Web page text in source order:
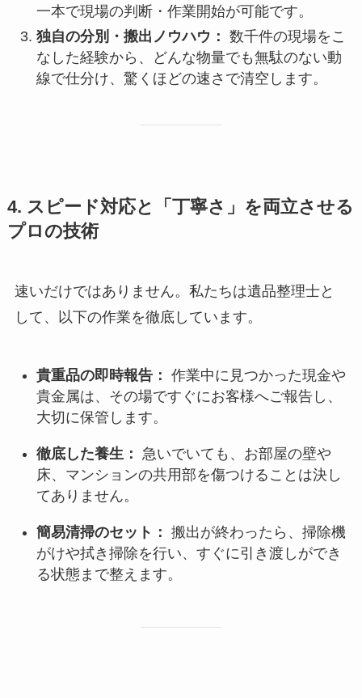
一本で現場の判断・作業開始が可能です。
独自の分別・搬出ノウハウ： 数千件の現場をこ
なした経験から、どんな物量でも無駄のない動
線で仕分け、驚くほどの速さで清空します。
4. スピード対応と「丁寧さ」を両立させる
プロの技術
速いだけではありません。私たちは遺品整理士と
して、以下の作業を徹底しています。
貴重品の即時報告： 作業中に見つかった現金や
貴金属は、その場ですぐにお客様へご報告し、
大切に保管します。
徹底した養生： 急いでいても、お部屋の壁や
床、マンションの共用部を傷つけることは決し
てありません。
簡易清掃のセット： 搬出が終わったら、掃除機
がけや拭き掃除を行い、すぐに引き渡しができ
る状態まで整えます。